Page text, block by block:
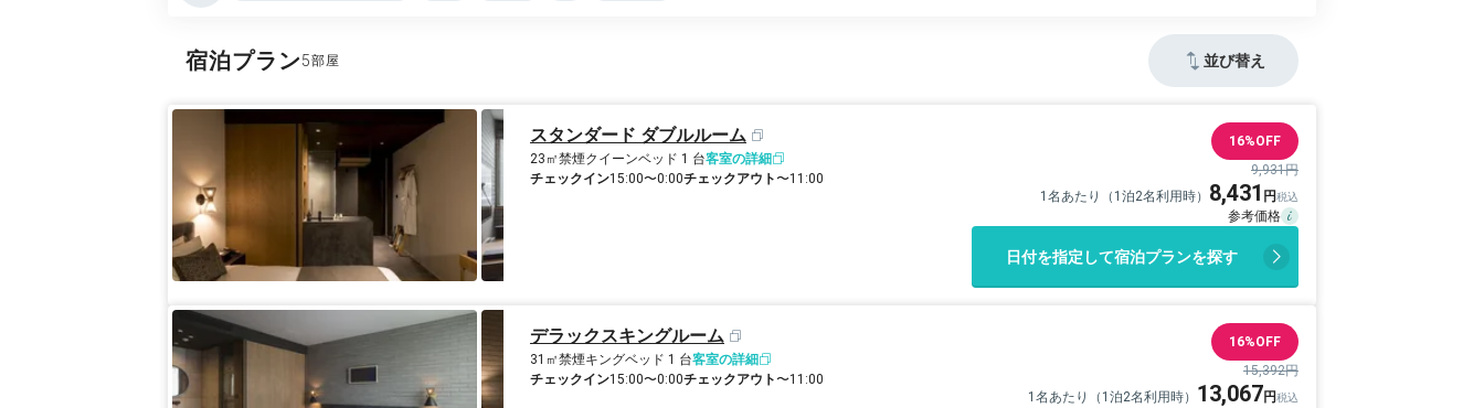
宿泊プラン5 並び替え
スタンダード ダブルルーム
23㎡禁煙クイーンベッド 1 台客室の詳細
チェックイン15:00〜0:00チェックアウト〜11:00
16%OFF
9,931円
1名あたり（1泊2名利用時） 8,431
日付を指定して宿泊プランを探す
デラックスキングルーム
31㎡禁煙キングベッド 1 台客室の詳細
チェックイン15:00〜0:00チェックアウト〜11:00
16%OFF
15,392円
1名あたり（1泊2名利用時） 13,067